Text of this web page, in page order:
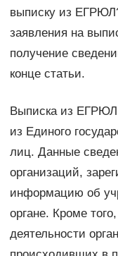
выписку из
заявления на
получение
конце статьи.
Выписка из ЕГРЮЛ
из Единого
лиц. Данные
организаций,
информацию об
органе. Кроме
деятельности